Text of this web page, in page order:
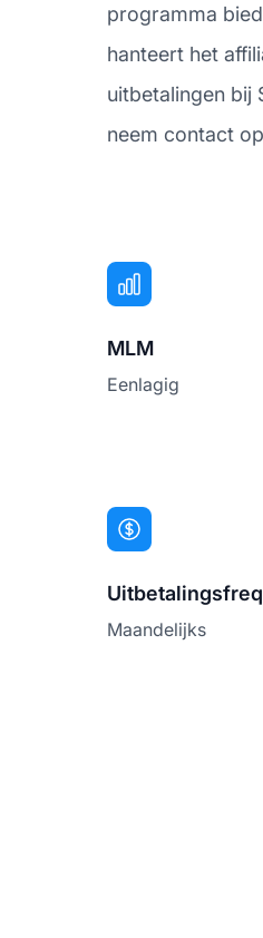
programma
hanteert het
uitbetalingen bij
neem contact
MLM
Eenlagig
Maandelijks